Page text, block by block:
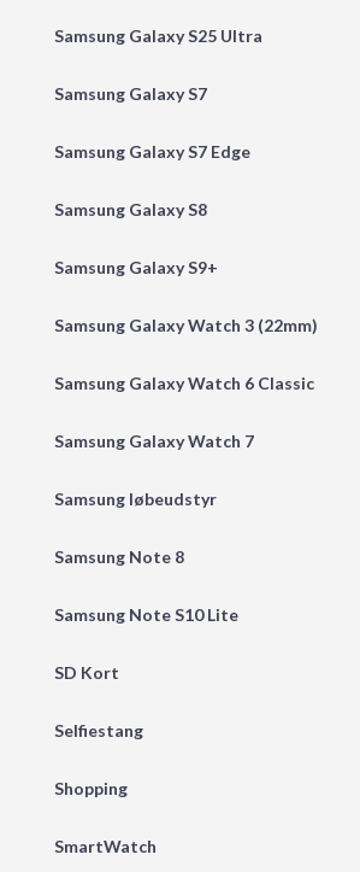
Samsung Galaxy S25 Ultra
Samsung Galaxy S7
Samsung Galaxy S7 Edge
Samsung Galaxy S8
Samsung Galaxy S9+
Samsung Galaxy Watch 3 (22mm)
Samsung Galaxy Watch 6 Classic
Samsung Galaxy Watch 7
Samsung løbeudstyr
Samsung Note 8
Samsung Note S10 Lite
SD Kort
Selfiestang
Shopping
SmartWatch